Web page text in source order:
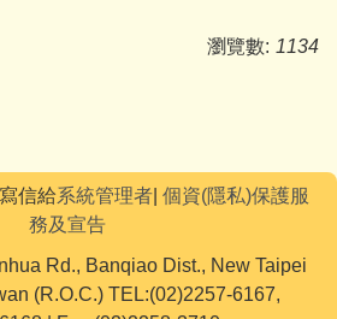
瀏覽數: 1134
信給系統管理者 個資(隱私)保護服
務及宣告
Rd., Banqiao Dist., New Taipei
(R.O.C.) TEL:(02)2257-6167,